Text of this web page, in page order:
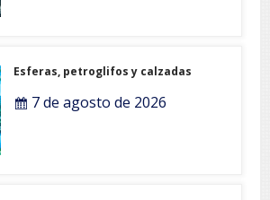
Esferas, petroglifos y calzadas
7 de agosto de 2026